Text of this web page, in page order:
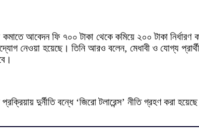
কমাতে আবেদন ফি ৭০০ টাকা থেকে কমিয়ে ২০০ টাকা
নেওয়া হয়েছে। তিনি আরও বলেন, মেধাবী ও যোগ্য
দুর্নীতি বন্ধে ‘জিরো টলারেন্স’ নীতি গ্রহণ করা